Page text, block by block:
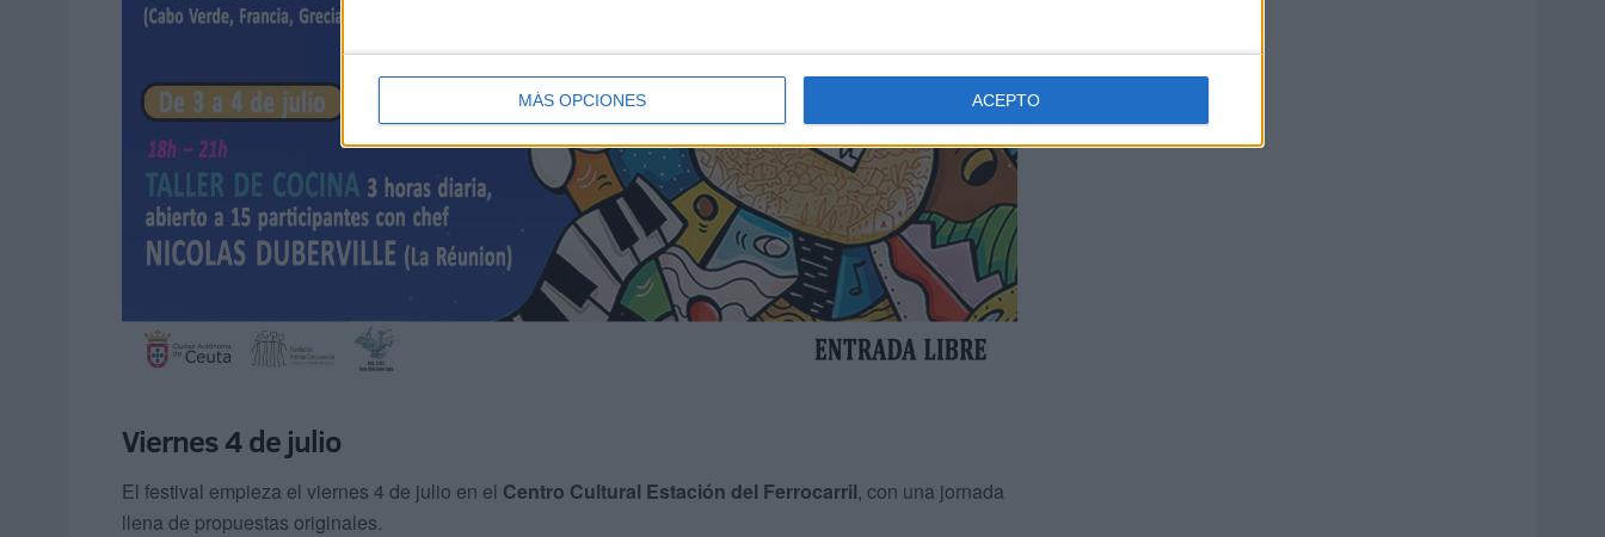
MÁS OPCIONES ACEPTO
Viernes 4 de julio
El festival empieza el viernes 4 de julio en el Centro Cultural Estación del Ferrocarril, con una jornada
llena de propuestas originales.